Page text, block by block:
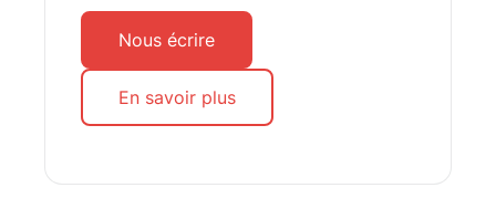
Nous écrire
En savoir plus